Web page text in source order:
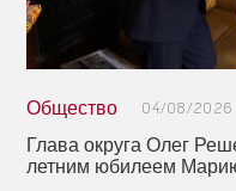
Общество 04/08/2026
Глава округа Олег
летним юбилеем